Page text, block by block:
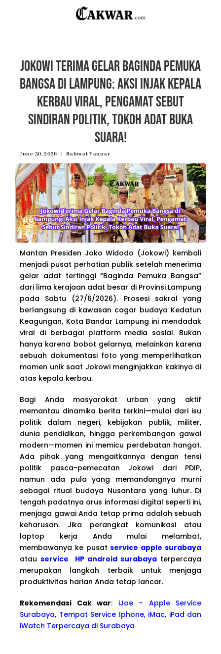
Jokowi Terima Gelar Baginda Pemuka
Bangsa di Lampung: Aksi Injak Kepala
Kerbau Viral, Pengamat Sebut
Sindiran Politik, Tokoh Adat Buka
Suara!
June 30, 2026 Rahmat Yanuar
Mantan Presiden Joko Widodo (Jokowi) kembali
menjadi pusat perhatian publik setelah menerima
gelar adat tertinggi “Baginda Pemuka Bangsa”
dari lima kerajaan adat besar di Provinsi Lampung
pada Sabtu (27/6/2026). Prosesi sakral yang
berlangsung di kawasan cagar budaya Kedatun
Keagungan, Kota Bandar Lampung ini mendadak
viral di berbagai platform media sosial. Bukan
hanya karena bobot gelarnya, melainkan karena
sebuah dokumentasi foto yang memperlihatkan
momen unik saat Jokowi menginjakkan kakinya di
atas kepala kerbau.
Bagi Anda masyarakat urban yang aktif
memantau dinamika berita terkini—mulai dari isu
politik dalam negeri, kebijakan publik, militer,
dunia pendidikan, hingga perkembangan gawai
modern—momen ini memicu perdebatan hangat.
Ada pihak yang mengaitkannya dengan tensi
politik pasca-pemecatan Jokowi dari PDIP,
namun ada pula yang memandangnya murni
sebagai ritual budaya Nusantara yang luhur. Di
tengah padatnya arus informasi digital seperti ini,
menjaga gawai Anda tetap prima adalah sebuah
keharusan. Jika perangkat komunikasi atau
laptop kerja Anda mulai melambat,
membawanya ke pusatservice apple surabaya
atauservice HP android surabayaterpercaya
merupakan langkah terbaik untuk menjaga
produktivitas harian Anda tetap lancar.
Rekomendasi Cak war: iJoe – Apple Service
Surabaya, Tempat Service Iphone, iMac, iPad dan
iWatch Terpercaya di Surabaya